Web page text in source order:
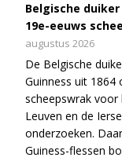
Belgische
19e-eeuws
augustus 2026
De Belgische
Guinness uit 1864
scheepswrak
Leuven en de
onderzoeken.
Guiness-flessen